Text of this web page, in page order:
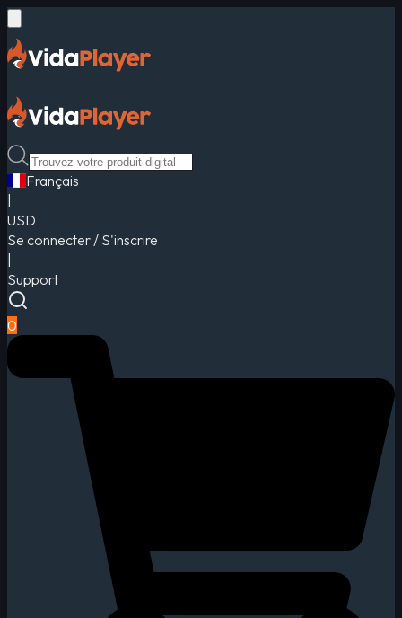
Français
USD
Se connecter / S'inscrire
Support
0